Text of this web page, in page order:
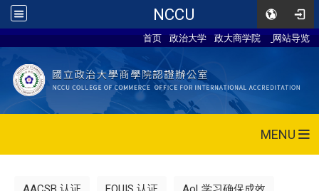
NCCU
首页 政治大学 政大商学院 网站导览
MENU